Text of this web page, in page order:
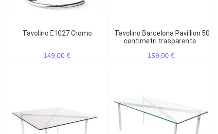
Tavolino E1027 Cromo
149,00 €
Tavolino Barcelona Pavillion 50
centimetri trasparente
159,00 €